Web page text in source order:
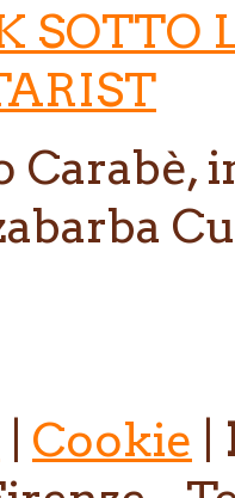
SOTTO
Carabè,
Cookie